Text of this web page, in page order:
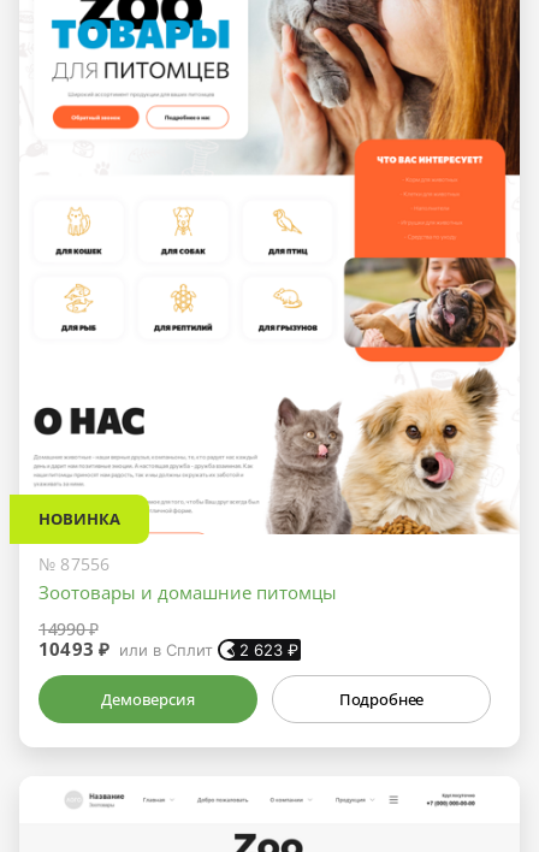
НОВИНКА
№ 87556
Зоотовары и домашние питомцы
14990 ₽
10493 ₽ или в Сплит 2 623 ₽
Демоверсия Подробнее